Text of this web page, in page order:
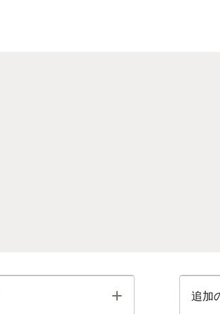
Toggle 追加